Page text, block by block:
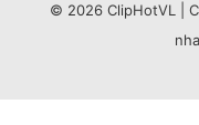
© 2026 ClipHotVL |